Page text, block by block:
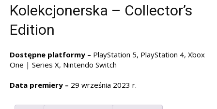
Kolekcjonerska – Collector’s
Edition
Dostępne platformy – PlayStation 5, PlayStation 4, Xbox
One | Series X, Nintendo Switch
Data premiery – 29 września 2023 r.